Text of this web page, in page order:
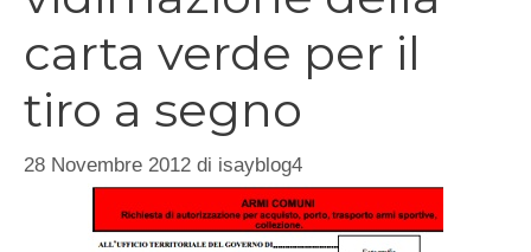
carta verde per il
tiro a segno
28 Novembre 2012 di isayblog4